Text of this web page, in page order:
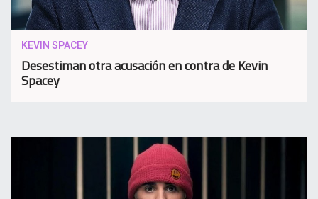
KEVIN SPACEY
Desestiman otra acusación en contra de Kevin
Spacey